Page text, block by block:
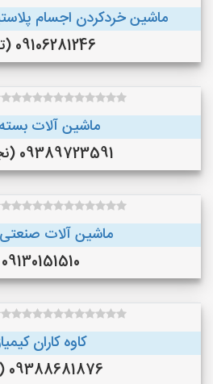
ماشین خردکردن اجسام
09106281246 (تهران)
ماشین آلات
09389723591 (نجف‌ آباد)
ماشین آلات
09130151510 ()
کاوه کاران
09388681876 (تهران)